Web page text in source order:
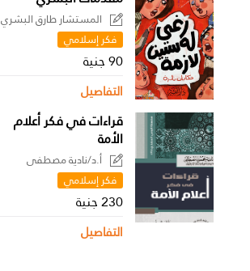
المستشار طارق البشري
فكر إسلامي
90 جنية
التفاصيل
قراءات في فكر أعلام
الأمة
أ.د/نادية مصطفى
فكر إسلامي
230 جنية
التفاصيل